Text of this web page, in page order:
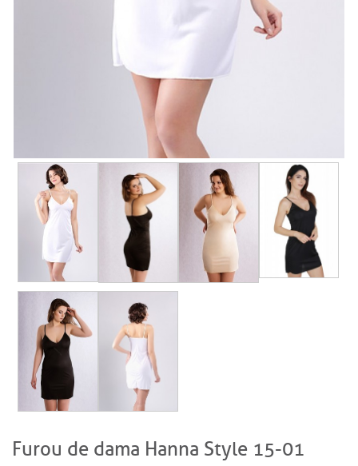
Furou de dama Hanna Style 15-01